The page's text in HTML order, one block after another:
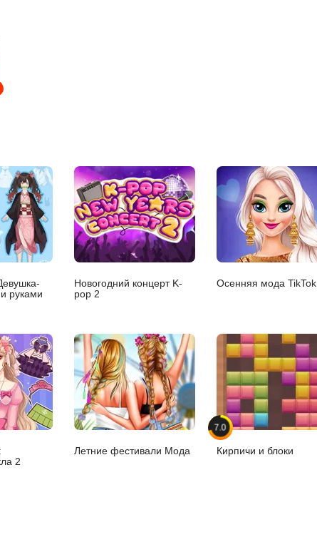
руками
Новогодний концерт K-
pop 2
Осенняя мода TikTok
2
Летние фестивали Мода
7.0
Кирпичи и блоки